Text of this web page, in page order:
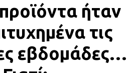
ήταν
τις
εβδομάδες…